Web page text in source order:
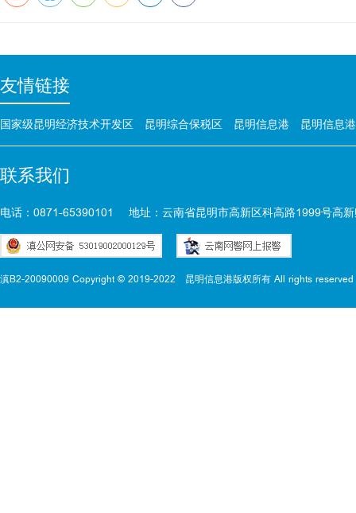
友情链接
国家级昆明经济技术开发区 昆明综合保税区 昆明信息港 昆明信息
联系我们
电话：0871-65390101 地址：云南省昆明市高新区科高路1999号高
滇B2-20090009 Copyright © 2019-2022 昆明信息港版权所有 All rights reserved